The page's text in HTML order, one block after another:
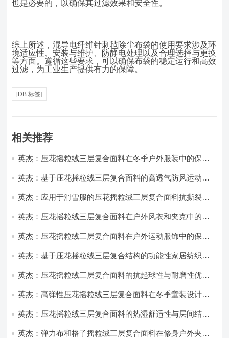
也是必要的，以确保其过滤效果和安全性。
综上所述，混导电纤维针刺毡除尘布袋的使用要求涉及环
境适应性、安装与维护、防静电处理以及合理选择与更换
等方面。遵循这些要求，可以确保布袋的稳定运行和高效
过滤，为工业生产提供有力的保障。
[DB:标签]
相关推荐
英杰：压花摇粒绒三层复合面料在冬季户外服装中的保暖
英杰：基于压花摇粒绒三层复合面料的高透气防风运动服
英杰：应用于滑雪服的压花摇粒绒三层复合面料抗撕裂与
英杰：压花摇粒绒三层复合面料在户外风衣和夹克中的应
英杰：压花摇粒绒三层复合面料在户外运动服饰中的保暖
英杰：基于压花摇粒绒三层复合结构的功能性家居纺织品
英杰：压花摇粒绒三层复合面料的抗起球性与耐磨性优化
英杰：高弹性压花摇粒绒三层复合面料在冬季童装设计中
英杰：压花摇粒绒三层复合面料的热湿舒适性与层间结合
英杰：弹力布和格子摇粒绒三层复合面料在修身户外夹克